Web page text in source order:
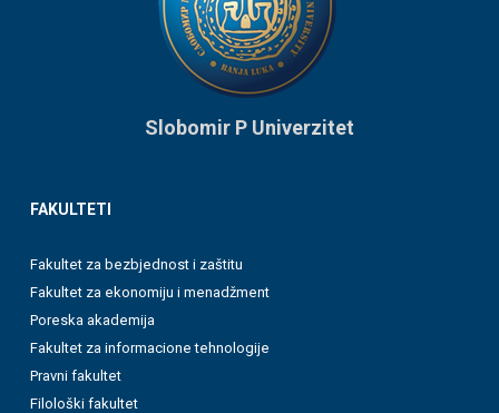
Slobomir P Univerzitet
FAKULTETI
Fakultet za bezbjednost i zaštitu
Fakultet za ekonomiju i menadžment
Poreska akademija
Fakultet za informacione tehnologije
Pravni fakultet
Filološki fakultet